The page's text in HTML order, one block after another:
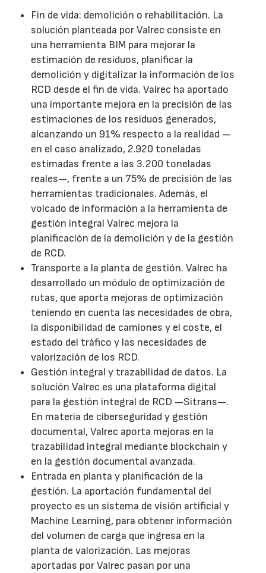
Fin de vida: demolición o rehabilitación. La
solución planteada por Valrec consiste en
una herramienta BIM para mejorar la
estimación de residuos, planificar la
demolición y digitalizar la información de los
RCD desde el fin de vida. Valrec ha aportado
una importante mejora en la precisión de las
estimaciones de los residuos generados,
alcanzando un 91% respecto a la realidad —
en el caso analizado, 2.920 toneladas
estimadas frente a las 3.200 toneladas
reales—, frente a un 75% de precisión de las
herramientas tradicionales. Además, el
volcado de información a la herramienta de
gestión integral Valrec mejora la
planificación de la demolición y de la gestión
de RCD.
Transporte a la planta de gestión. Valrec ha
desarrollado un módulo de optimización de
rutas, que aporta mejoras de optimización
teniendo en cuenta las necesidades de obra,
la disponibilidad de camiones y el coste, el
estado del tráfico y las necesidades de
valorización de los RCD.
Gestión integral y trazabilidad de datos. La
solución Valrec es una plataforma digital
para la gestión integral de RCD —Sitrans—.
En materia de ciberseguridad y gestión
documental, Valrec aporta mejoras en la
trazabilidad integral mediante blockchain y
en la gestión documental avanzada.
Entrada en planta y planificación de la
gestión. La aportación fundamental del
proyecto es un sistema de visión artificial y
Machine Learning, para obtener información
del volumen de carga que ingresa en la
planta de valorización. Las mejoras
aportadas por Valrec pasan por una